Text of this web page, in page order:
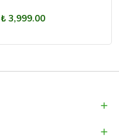
₺ 3,999.00